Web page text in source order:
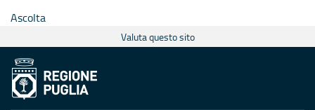
Ascolta
Valuta questo sito